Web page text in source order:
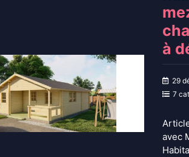
à
29
7
avec